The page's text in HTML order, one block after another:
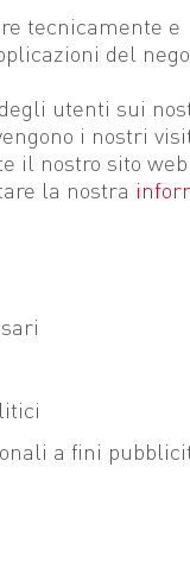
tecnicamente e
del
utenti sui
i nostri
il nostro sito
la nostra
a fini